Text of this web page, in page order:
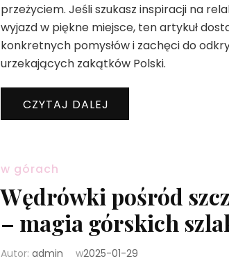
przeżyciem. Jeśli szukasz inspiracji na
wyjazd w piękne miejsce, ten artykuł
konkretnych pomysłów i zachęci do
urzekających zakątków Polski.
CZYTAJ DALEJ
w górach
Wędrówki pośród
– magia górskich
Autor: admin w2025-01-29